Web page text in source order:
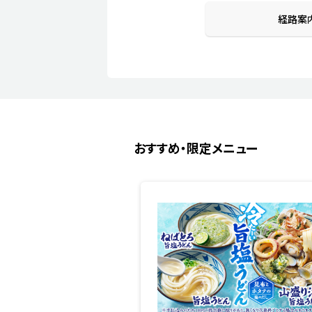
経路案
おすすめ・限定メニュー